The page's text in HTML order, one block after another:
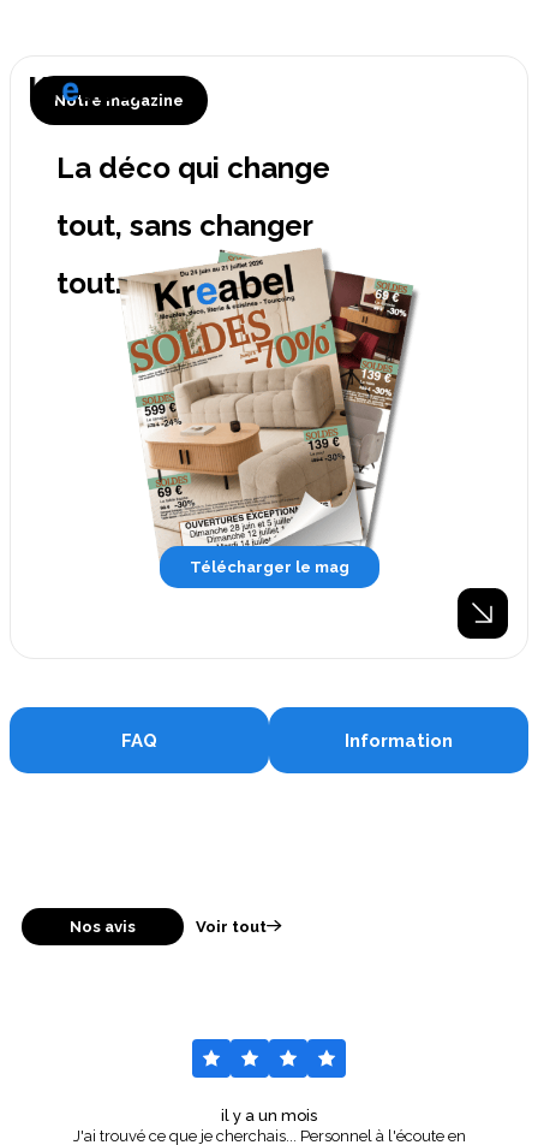
Notre magazine
La déco qui change
tout, sans changer
tout.
Télécharger le mag
FAQ Information
Nos avis Voir tout
il y a un mois
J'ai trouvé ce que je cherchais... Personnel à l'écoute en